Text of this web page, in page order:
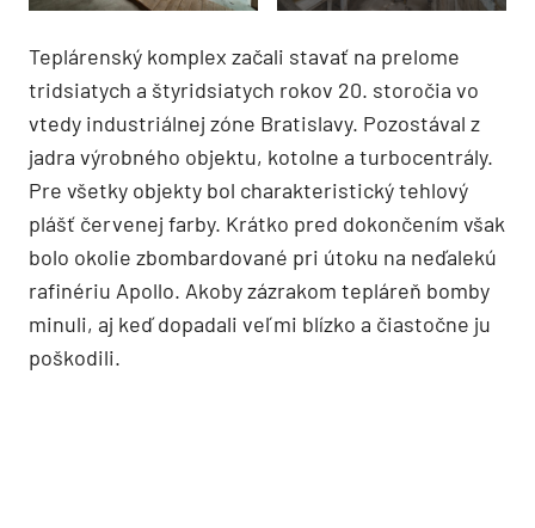
Teplárenský komplex začali stavať na prelome
tridsiatych a štyridsiatych rokov 20. storočia vo
vtedy industriálnej zóne Bratislavy. Pozostával z
jadra výrobného objektu, kotolne a turbocentrály.
Pre všetky objekty bol charakteristický tehlový
plášť červenej farby. Krátko pred dokončením však
bolo okolie zbombardované pri útoku na neďalekú
rafinériu Apollo. Akoby zázrakom tepláreň bomby
minuli, aj keď dopadali veľmi blízko a čiastočne ju
poškodili.